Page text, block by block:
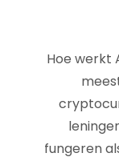
Hoe werkt
fungeren